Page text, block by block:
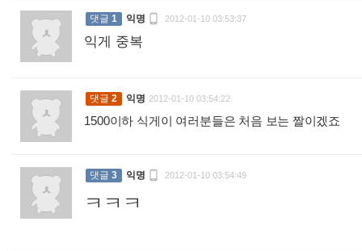
댓글 1 익명  2012-01-10 03:53:37
익게 중복
댓글 2 익명 2012-01-10 03:54:22
1500이하 식게이 여러분들은 처음 보는 짤이겠죠
댓글 3 익명  2012-01-10 03:54:49
ㅋㅋㅋ